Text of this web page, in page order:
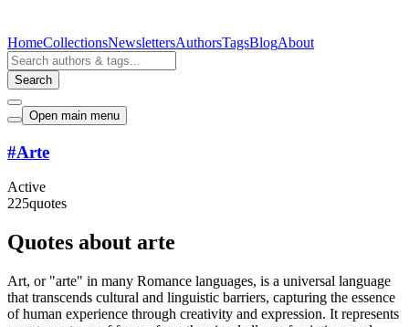
HomeCollectionsNewslettersAuthorsTagsBlogAbout
Search
Open main menu
#Arte
Active
225quotes
Quotes about arte
Art, or "arte" in many Romance languages, is a universal language
that transcends cultural and linguistic barriers, capturing the essence
of human experience through creativity and expression. It represents